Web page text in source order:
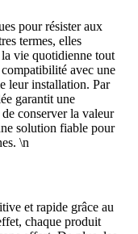
pour résister aux
termes, elles
vie quotidienne tout
avec une
leur installation. Par
garantit une
conserver la valeur
solution fiable pour
\n
et rapide grâce au
chaque produit